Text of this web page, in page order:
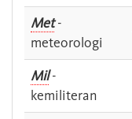
Met-
meteorologi
Mil-
kemiliteran